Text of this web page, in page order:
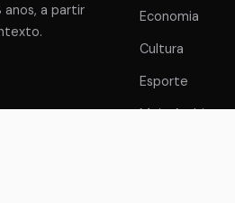
anos, a partir
Economia
Cultura
Esporte
Meio Ambiente